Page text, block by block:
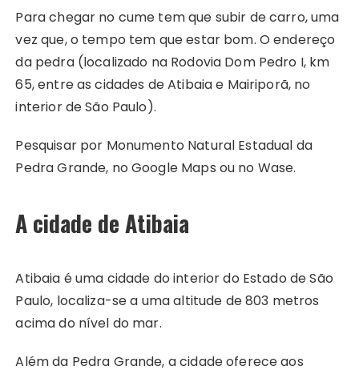
Para chegar no cume tem que subir de carro, uma
vez que, o tempo tem que estar bom. O endereço
da pedra (localizado na Rodovia Dom Pedro I, km
65, entre as cidades de Atibaia e Mairiporã, no
interior de São Paulo).
Pesquisar por Monumento Natural Estadual da
Pedra Grande, no Google Maps ou no Wase.
A cidade de Atibaia
Atibaia é uma cidade do interior do Estado de São
Paulo, localiza-se a uma altitude de 803 metros
acima do nível do mar.
Além da Pedra Grande, a cidade oferece aos